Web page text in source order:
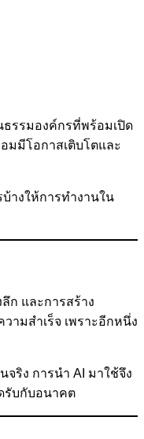
ธรรมองค์กรที่พร้อมเปิด
มมีโอกาสเติบโตและ
างให้การทำงานใน
ก และการสร้าง
ามสำเร็จ เพราะอีกหนึ่ง
ริง การนำ AI มาใช้จึง
รับกับอนาคต